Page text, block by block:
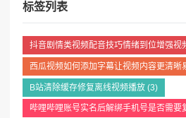
标签列表
抖音剧情类视频配音技巧情绪到位增强视
西瓜视频如何添加字幕让视频内容更清晰
B站清除缓存修复离线视频播放(3)
哔哩哔哩账号实名后解绑手机号是否需要